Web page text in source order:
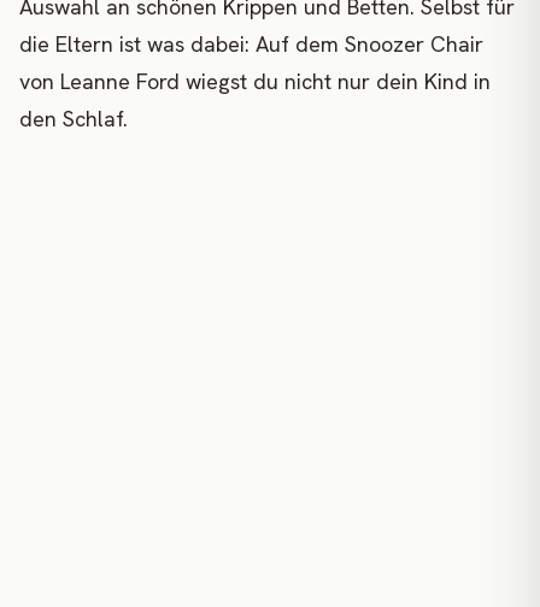
Auswahl an schönen Krippen und Betten. Selbst für
die Eltern ist was dabei: Auf dem Snoozer Chair
von Leanne Ford wiegst du nicht nur dein Kind in
den Schlaf.